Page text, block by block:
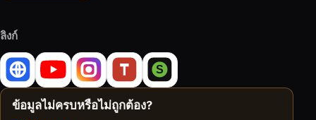
ลิงก์
ข้อมูลไม่ครบหรือไม่ถูกต้อง?